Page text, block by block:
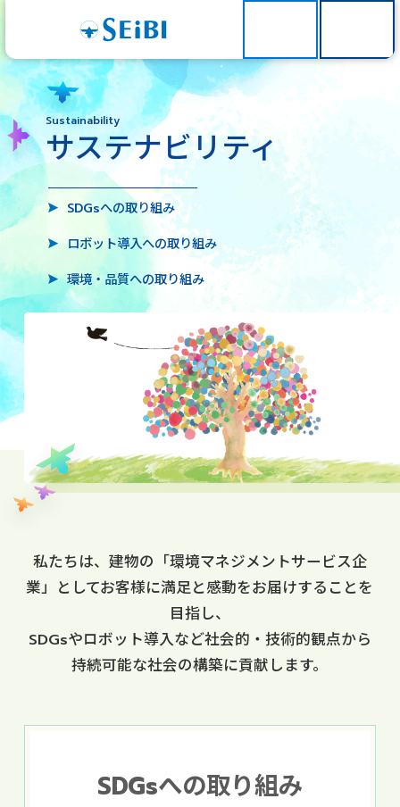
Sustainability
サステナビリティ
SDGsへの取り組み
ロボット導入への取り組み
環境・品質への取り組み
私たちは、建物の「環境マネジメントサービス企
業」としてお客様に満足と感動をお届けすることを
目指し、
SDGsやロボット導入など社会的・技術的観点から
持続可能な社会の構築に貢献します。
SDGsへの取り組み